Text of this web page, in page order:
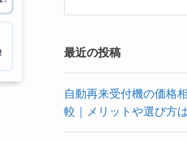
最近の投稿
自動再来受付機の価格
較｜メリットや選び方